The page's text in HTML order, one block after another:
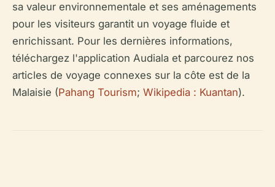
sa valeur environnementale et ses aménagements
pour les visiteurs garantit un voyage fluide et
enrichissant. Pour les dernières informations,
téléchargez l'application Audiala et parcourez nos
articles de voyage connexes sur la côte est de la
Malaisie (Pahang Tourism; Wikipedia : Kuantan).